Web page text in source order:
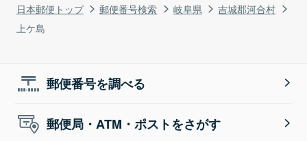
日本郵便トップ 郵便番号検索 岐阜県
吉城郡河合村
上ケ島
郵便番号を調べる
郵便局・ATM・ポストをさがす